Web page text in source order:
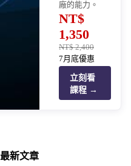
廠的能力。
NT$
1,350
NT$2,400
7月底優惠
立刻看
課程 →
最新文章